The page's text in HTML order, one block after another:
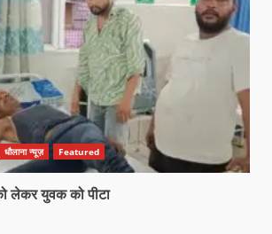
न्यूज़ Featured
लेकर युवक को पीटा